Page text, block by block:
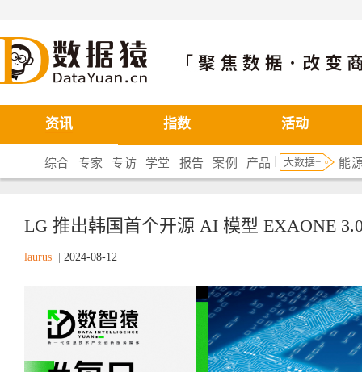
数据猿
资讯 指数 活动
综合 | 专家 |专访| 学堂 | 报告 | 案例 | 产品 | 大数据+ 能
LG 推出韩国首个开源 AI 模型 EXAONE
laurus 2024-08-12